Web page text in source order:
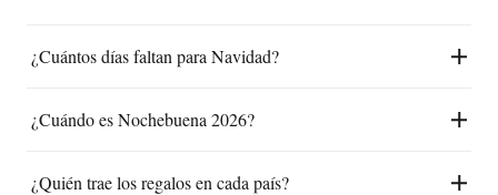
¿Cuántos días faltan para Navidad?
¿Cuándo es Nochebuena 2026?
¿Quién trae los regalos en cada país?